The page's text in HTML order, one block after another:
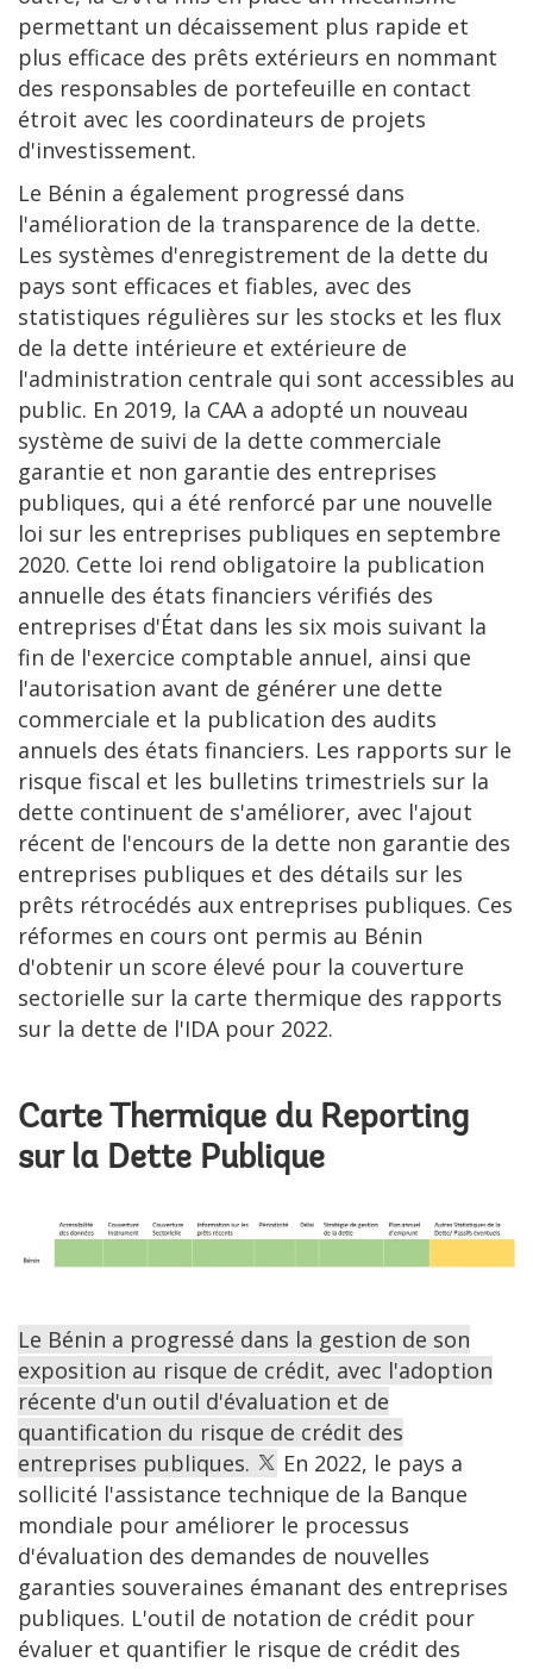
permettant un décaissement plus rapide et
plus efficace des prêts extérieurs en nommant
des responsables de portefeuille en contact
étroit avec les coordinateurs de projets
d'investissement.
Le Bénin a également progressé dans
l'amélioration de la transparence de la dette.
Les systèmes d'enregistrement de la dette du
pays sont efficaces et fiables, avec des
statistiques régulières sur les stocks et les flux
de la dette intérieure et extérieure de
l'administration centrale qui sont accessibles au
public. En 2019, la CAA a adopté un nouveau
système de suivi de la dette commerciale
garantie et non garantie des entreprises
publiques, qui a été renforcé par une nouvelle
loi sur les entreprises publiques en septembre
2020. Cette loi rend obligatoire la publication
annuelle des états financiers vérifiés des
entreprises d'État dans les six mois suivant la
fin de l'exercice comptable annuel, ainsi que
l'autorisation avant de générer une dette
commerciale et la publication des audits
annuels des états financiers. Les rapports sur le
risque fiscal et les bulletins trimestriels sur la
dette continuent de s'améliorer, avec l'ajout
récent de l'encours de la dette non garantie des
entreprises publiques et des détails sur les
prêts rétrocédés aux entreprises publiques. Ces
réformes en cours ont permis au Bénin
d'obtenir un score élevé pour la couverture
sectorielle sur la carte thermique des rapports
sur la dette de l'IDA pour 2022.
Carte Thermique du Reporting
sur la Dette Publique
Le Bénin a progressé dans la gestion de son
exposition au risque de crédit, avec l'adoption
récente d'un outil d'évaluation et de
quantification du risque de crédit des
entreprises publiques.
En 2022, le pays a
sollicité l'assistance technique de la Banque
mondiale pour améliorer le processus
d'évaluation des demandes de nouvelles
garanties souveraines émanant des entreprises
publiques. L'outil de notation de crédit pour
évaluer et quantifier le risque de crédit des